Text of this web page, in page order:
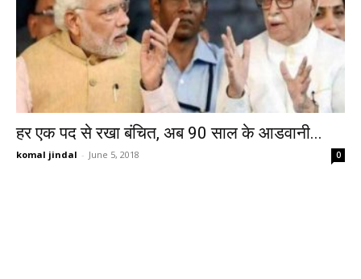
हर एक पद से रखा बंचित, अब 90 साल के आडवानी...
komal jindal - June 5, 2018 0